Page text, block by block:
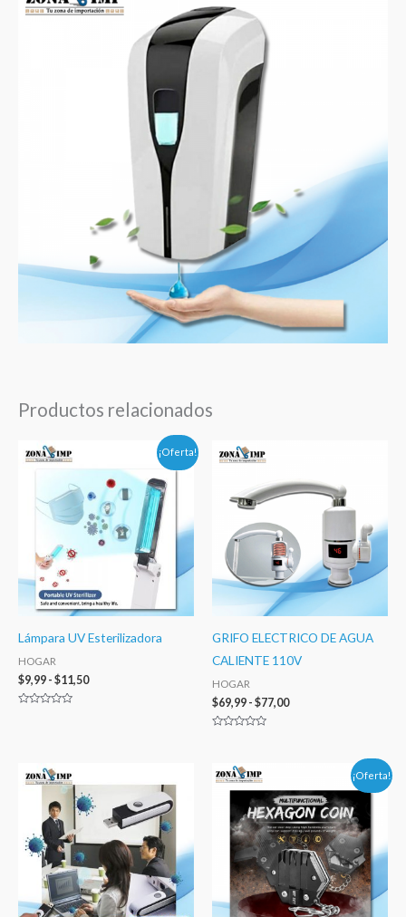
Productos relacionados
¡Oferta!
Lámpara UV Esterilizadora
HOGAR
$9,99 - $11,50
precios:
desde
$9,99
hasta
$11,50
GRIFO ELECTRICO DE AGUA
CALIENTE 110V
HOGAR
$69,99 - $77,00
desde
$77,00
5
de
precios:
desde
$6,99
hasta
$7,99
¡Oferta!
precios:
desde
$6,99
hasta
$7,99